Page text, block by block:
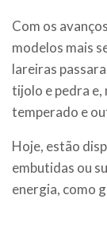
Com os
modelos mais
lareiras
tijolo e pedra e,
temperado e
Hoje, estão
embutidas ou
energia, como